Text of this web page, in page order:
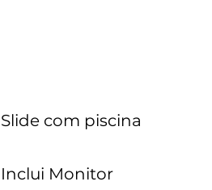
Slide com piscina
Inclui Monitor